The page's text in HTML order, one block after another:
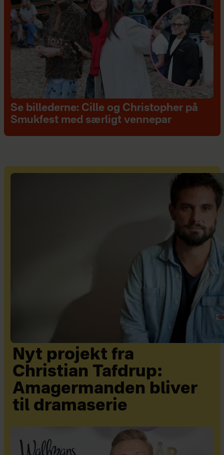
Se billederne: Cille og Christopher på
Smukfest med særligt vennepar
Nyt projekt fra
Christian Tafdrup:
Amagermanden bliver
til dramaserie